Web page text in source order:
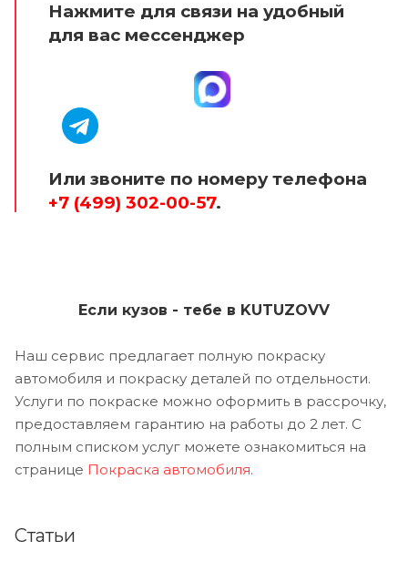
Нажмите для связи на удобный
для вас мессенджер
Или звоните по номеру телефона
+7 (499) 302-00-57.
Если кузов - тебе в KUTUZOVV
Наш сервис предлагает полную покраску
автомобиля и покраску деталей по отдельности.
Услуги по покраске можно оформить в рассрочку,
предоставляем гарантию на работы до 2 лет. С
полным списком услуг можете ознакомиться на
странице Покраска автомобиля.
Статьи